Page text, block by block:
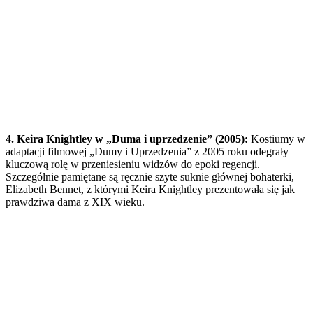
4. Keira Knightley w „Duma i uprzedzenie” (2005): Kostiumy w
adaptacji filmowej „Dumy i Uprzedzenia” z 2005 roku odegrały
kluczową rolę w przeniesieniu widzów do epoki regencji.
Szczególnie pamiętane są ręcznie szyte suknie głównej bohaterki,
Elizabeth Bennet, z którymi Keira Knightley prezentowała się jak
prawdziwa dama z XIX wieku.